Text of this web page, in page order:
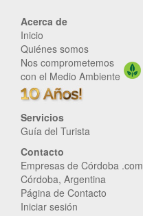
Acerca de
Inicio
Quiénes somos
Nos comprometemos
con el Medio Ambiente
Servicios
Guía del Turista
Contacto
Empresas de Córdoba .com
Córdoba, Argentina
Página de Contacto
Iniciar sesión